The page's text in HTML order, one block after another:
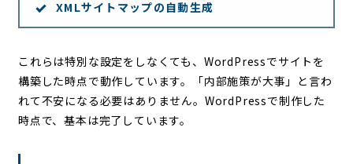
XMLサイトマップの自動生成
これらは特別な設定をしなくても、WordPressでサイトを
構築した時点で動作しています。「内部施策が大事」と言わ
れて不安になる必要はありません。WordPressで制作した
時点で、基本は完了しています。